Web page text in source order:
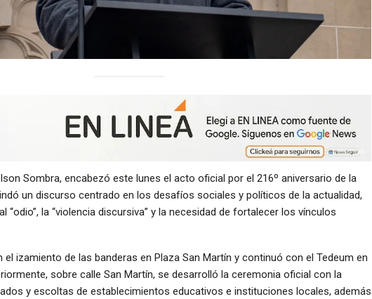
Sombra, encabezó este lunes el acto oficial por el 216º aniversario de la
un discurso centrado en los desafíos sociales y políticos de la actualidad,
“odio”, la “violencia discursiva” y la necesidad de fortalecer los vínculos
izamiento de las banderas en Plaza San Martín y continuó con el Tedeum en
sobre calle San Martín, se desarrolló la ceremonia oficial con la
y escoltas de establecimientos educativos e instituciones locales, además